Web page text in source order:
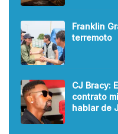
Franklin
terremoto
CJ Bracy:
contrato
hablar de